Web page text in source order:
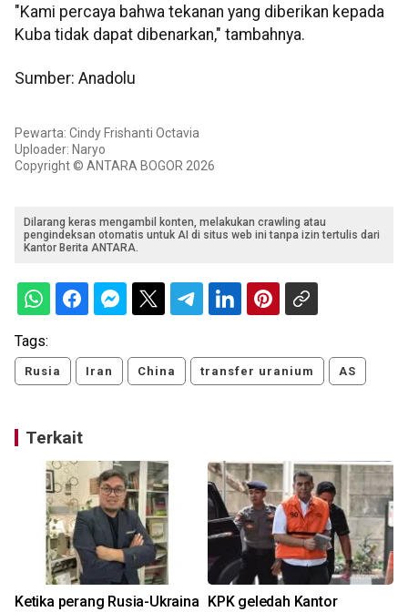
"Kami percaya bahwa tekanan yang diberikan kepada
Kuba tidak dapat dibenarkan," tambahnya.
Sumber: Anadolu
Pewarta: Cindy Frishanti Octavia
Uploader: Naryo
Copyright © ANTARA BOGOR 2026
Dilarang keras mengambil konten, melakukan crawling atau
pengindeksan otomatis untuk AI di situs web ini tanpa izin tertulis dari
Kantor Berita ANTARA.
Tags:
Rusia Iran China transfer uranium AS
Terkait
Ketika perang Rusia-Ukraina KPK geledah Kantor